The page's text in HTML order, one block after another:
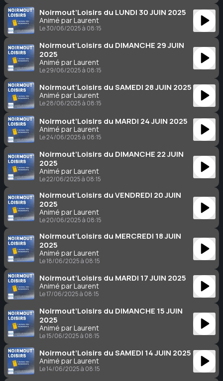
Noirmout’Loisirs du LUNDI 30 JUIN 2025
Animé par Laurent
Le 30/06/2025 à 08:15
Noirmout’Loisirs du DIMANCHE 29 JUIN
2025
Animé par Laurent
Le 29/06/2025 à 08:15
Noirmout’Loisirs du SAMEDI 28 JUIN 2025
Animé par Laurent
Le 28/06/2025 à 08:15
Noirmout’Loisirs du MARDI 24 JUIN 2025
Animé par Laurent
Le 24/06/2025 à 08:15
Noirmout’Loisirs du DIMANCHE 22 JUIN
2025
Animé par Laurent
Le 22/06/2025 à 08:15
Noirmout’Loisirs du VENDREDI 20 JUIN
2025
Animé par Laurent
Le 20/06/2025 à 08:15
Noirmout’Loisirs du MERCREDI 18 JUIN
2025
Animé par Laurent
Le 18/06/2025 à 08:15
Noirmout’Loisirs du MARDI 17 JUIN 2025
Animé par Laurent
Le 17/06/2025 à 08:15
Noirmout’Loisirs du DIMANCHE 15 JUIN
2025
Animé par Laurent
Le 15/06/2025 à 08:15
Noirmout’Loisirs du SAMEDI 14 JUIN 2025
Animé par Laurent
Le 14/06/2025 à 08:15